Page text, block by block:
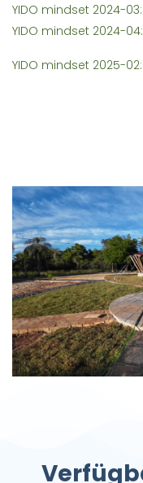
YIDO mindset 2024-03:
YIDO mindset 2024-04:
YIDO mindset 2025-02: